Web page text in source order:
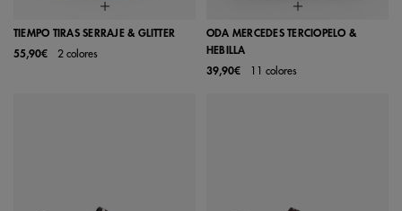
TIEMPO TIRAS SERRAJE & GLITTER
55,90€
2 colores
ODA MERCEDES TERCIOPELO &
HEBILLA
39,90€
11 colores